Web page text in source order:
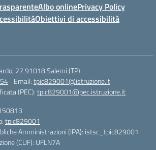
Albo onlinePrivacy Policy
Obiettivi di accessibilità
27 91018 Salemi (TP)
Email:tpic829001@istruzione.it
(PEC):tpic829001@pec.istruzione.it
tpic829001
Amministrazioni (IPA): istsc_tpic829001
(CUF): UFLN7A